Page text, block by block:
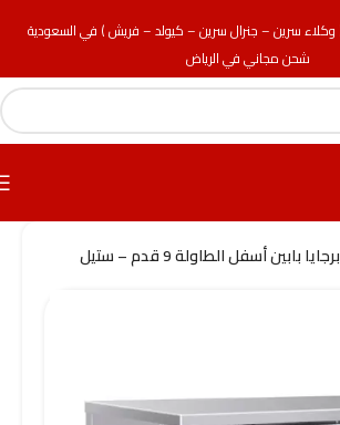
وكلاء سرين – جنرال سرين – كيولد – فريش ) في السعودية
شحن مجاني في الرياض
بابين أسفل الطاولة 9 قدم – ستيل